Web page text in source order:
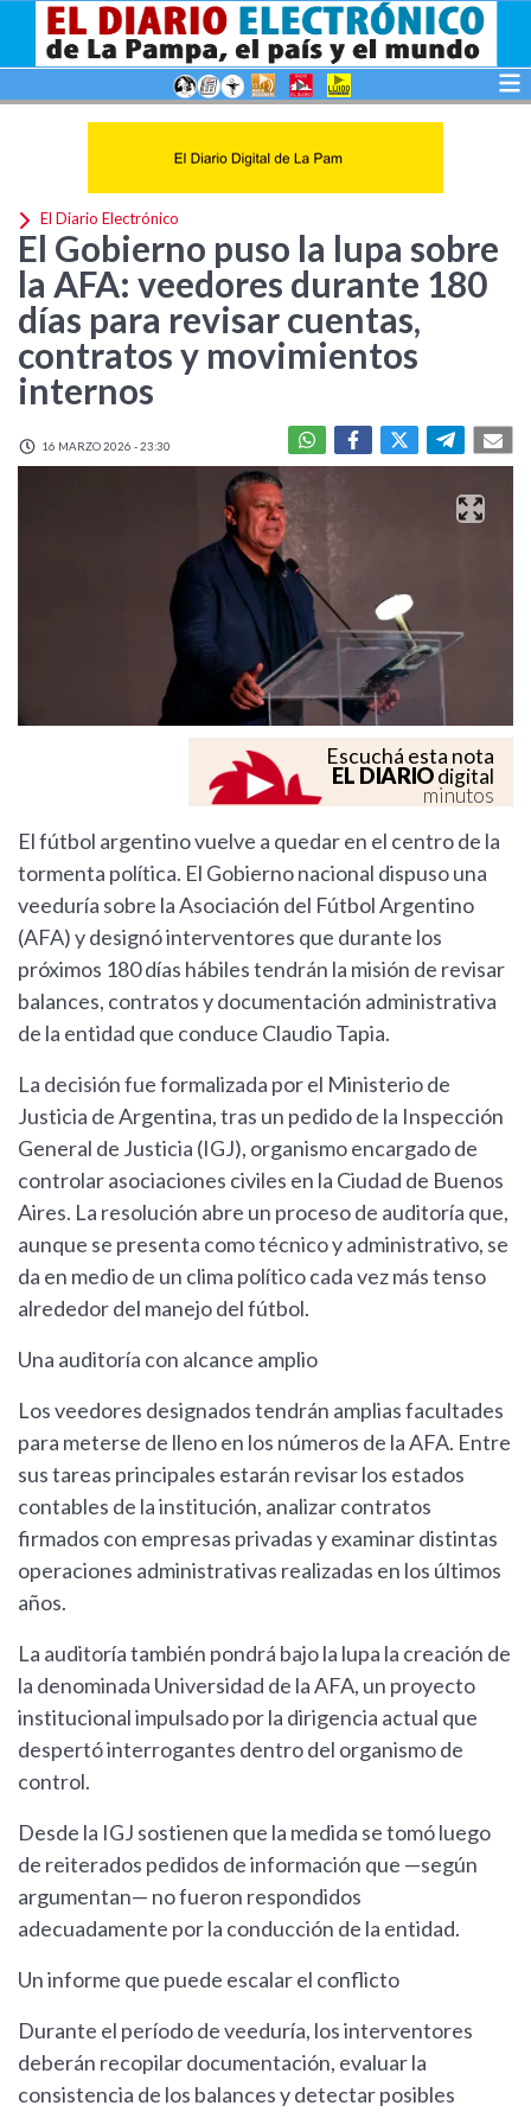
El Diario Electrónico
El Gobierno puso la lupa sobre
la AFA: veedores durante 180
días para revisar cuentas,
contratos y movimientos
internos
16 MARZO 2026 - 23:30
Escuchá esta nota
EL DIARIOdigital
minutos
El fútbol argentino vuelve a quedar en el centro de la
tormenta política. El Gobierno nacional dispuso una
veeduría sobre la Asociación del Fútbol Argentino
(AFA) y designó interventores que durante los
próximos 180 días hábiles tendrán la misión de revisar
balances, contratos y documentación administrativa
de la entidad que conduce Claudio Tapia.
La decisión fue formalizada por el Ministerio de
Justicia de Argentina, tras un pedido de la Inspección
General de Justicia (IGJ), organismo encargado de
controlar asociaciones civiles en la Ciudad de Buenos
Aires. La resolución abre un proceso de auditoría que,
aunque se presenta como técnico y administrativo, se
da en medio de un clima político cada vez más tenso
alrededor del manejo del fútbol.
Una auditoría con alcance amplio
Los veedores designados tendrán amplias facultades
para meterse de lleno en los números de la AFA. Entre
sus tareas principales estarán revisar los estados
contables de la institución, analizar contratos
firmados con empresas privadas y examinar distintas
operaciones administrativas realizadas en los últimos
años.
La auditoría también pondrá bajo la lupa la creación de
la denominada Universidad de la AFA, un proyecto
institucional impulsado por la dirigencia actual que
despertó interrogantes dentro del organismo de
control.
Desde la IGJ sostienen que la medida se tomó luego
de reiterados pedidos de información que —según
argumentan— no fueron respondidos
adecuadamente por la conducción de la entidad.
Un informe que puede escalar el conflicto
Durante el período de veeduría, los interventores
deberán recopilar documentación, evaluar la
consistencia de los balances y detectar posibles